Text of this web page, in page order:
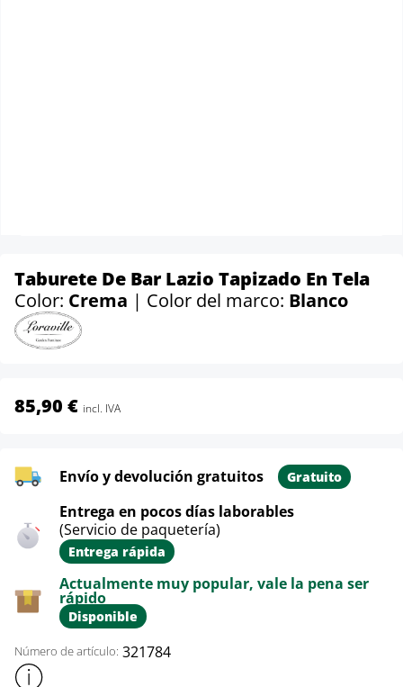
Taburete De Bar Lazio Tapizado En Tela
Color: Crema | Color del marco: Blanco
85,90 € incl. IVA
Envío y devolución gratuitos Gratuito
Entrega en pocos días laborables
(Servicio de paquetería)
Entrega rápida
Actualmente muy popular, vale la pena ser
rápido
Disponible
Número de artículo: 321784
Mostrar más información sobre el producto